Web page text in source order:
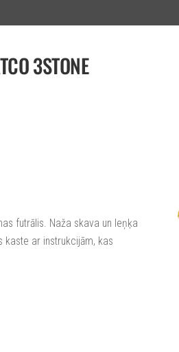
3STONE
futrālis. Naža skava un leņķa
kaste ar instrukcijām, kas